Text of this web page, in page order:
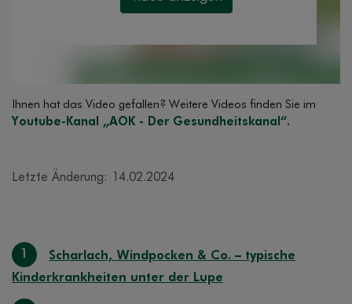
Ihnen hat das Video gefallen? Weitere Videos finden Sie im
Youtube-Kanal „AOK - Der Gesundheitskanal“.
Letzte Änderung: 14.02.2024
1
Scharlach, Windpocken & Co. – typische
Kinderkrankheiten unter der Lupe